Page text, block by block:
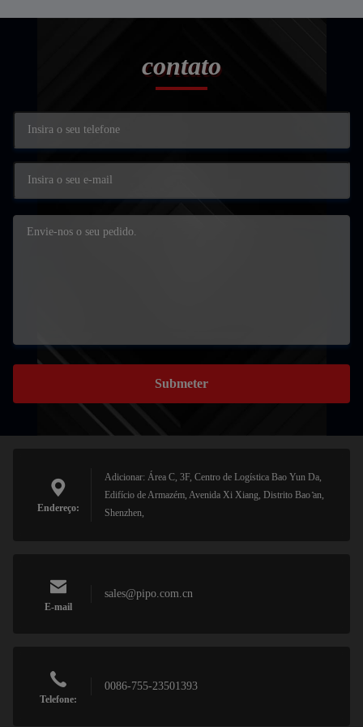
contato
Submeter
Endereço:
Adicionar: Área C, 3F, Centro de Logística Bao Yun Da,
Edifício de Armazém, Avenida Xi Xiang, Distrito Bao ̊an,
Shenzhen,
E-mail
sales@pipo.com.cn
Telefone:
0086-755-23501393